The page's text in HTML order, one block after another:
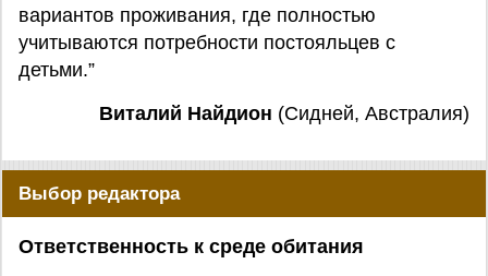
вариантов проживания, где полностью
учитываются потребности постояльцев с
детьми.”
Виталий Найдион (Сидней, Австралия)
Выбор редактора
Ответственность к среде обитания